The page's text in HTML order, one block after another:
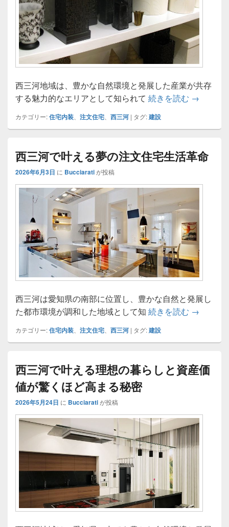
西三河地域は、豊かな自然環境と発展した産業が共存
する魅力的なエリアとして知られて 続きを読む 西三河で
→
カテゴリー:住宅内装 注文住宅 西三河 | タグ:建設
西三河で叶える夢の注文住宅生活革命
2026年6月3日 に Bucciaratiが投稿
西三河は愛知県の南部に位置し、豊かな自然と発展し
た都市環境が調和した地域として知 続きを読む 西三河で
→
カテゴリー:住宅内装、 注文住宅、 西三河 | タグ:建設
西三河で叶える理想の暮らしと資産価
値が驚くほど高まる秘密
2026年5月24日 に Bucciaratiが投稿